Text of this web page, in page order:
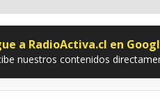
a RadioActiva.cl en
nuestros contenidos